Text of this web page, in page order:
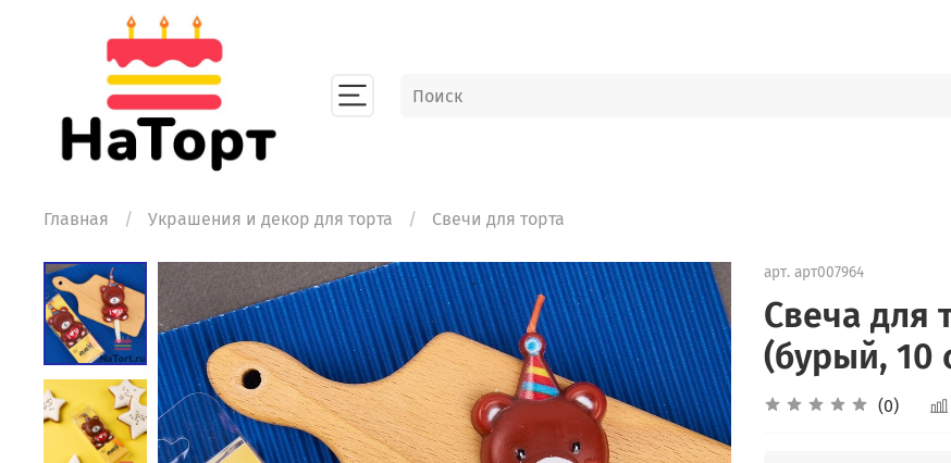
Главная Украшения и декор для торта Свечи для торта
арт. арт007964
Свеча для
(бурый, 10
(0)